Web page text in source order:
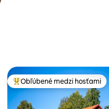
Najobľúbenejšie medzi hosťami
Obľúbené medzi hosťami